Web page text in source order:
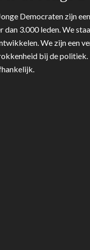
Democraten zijn
dan 3.000 leden. We
We zijn een
bij de politiek.